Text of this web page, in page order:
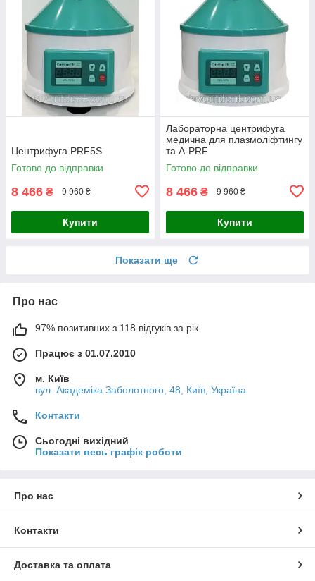
Центрифуга PRF5S
Готово до відправки
8 466 ₴ 9 960 ₴
Купити
Лабораторна центрифуга
медична для плазмоліфтингу
та A-PRF
Готово до відправки
8 466 ₴ 9 960 ₴
Купити
Показати ще
Про нас
97% позитивних з 118 відгуків за рік
Працює з 01.07.2010
м. Київ
вул. Академіка Заболотного, 48, Київ, Україна
Контакти
Сьогодні вихідний
Показати весь графік роботи
Про нас
Контакти
Доставка та оплата